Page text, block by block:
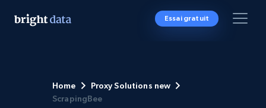
Essai gratuit
Home
Proxy Solutions new
ScrapingBee